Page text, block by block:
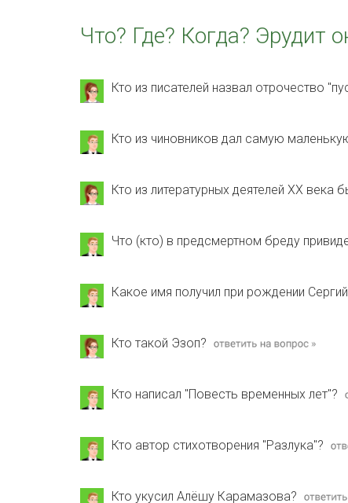
Что? Где? Когда? Эрудит
Кто из писателей назвал отрочество
Кто из чиновников дал самую
Кто из литературных деятелей ХХ века
Что (кто) в предсмертном бреду
Какое имя получил при рождении
Кто такой Эзоп?
Кто написал "Повесть временных лет"?
Кто автор стихотворения "Разлука"?
Кто укусил Алёшу Карамазова?